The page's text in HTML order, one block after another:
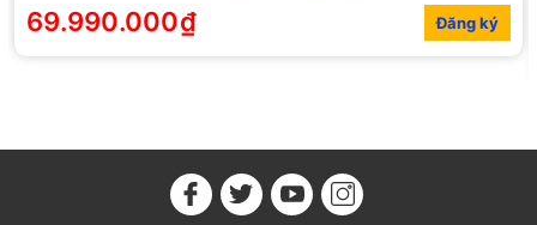
69.990.000₫ Đăng ký